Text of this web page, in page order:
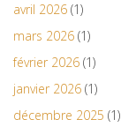
avril 2026 (1)
mars 2026 (1)
février 2026 (1)
janvier 2026 (1)
décembre 2025 (1)